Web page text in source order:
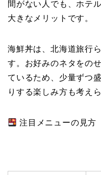
間がない人でも、ホテ
大きなメリットです。
海鮮丼は、北海道旅行
す。お好みのネタをの
ているため、少量ずつ
りする楽しみ方も考え
注目メニューの見方